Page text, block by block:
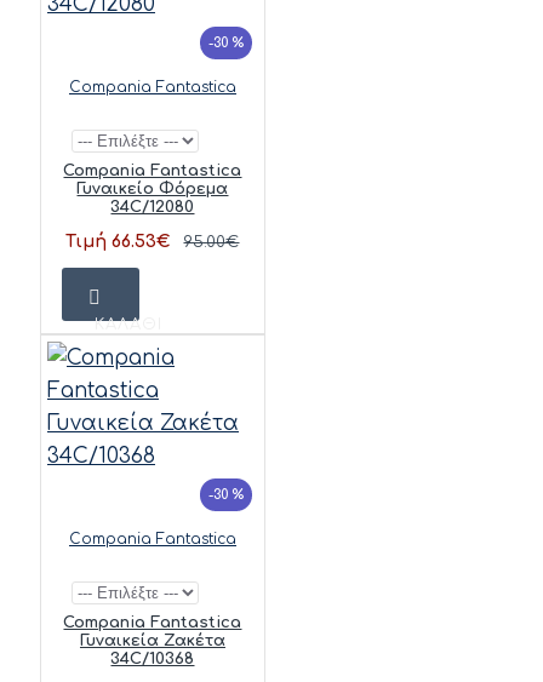
-30 %
Compania Fantastica
Compania Fantastica
Γυναικείο Φόρεμα
34C/12080
Τιμή 66.53€ 95.00€
ΚΑΛΆΘΙ
-30 %
Compania Fantastica
Compania Fantastica
Γυναικεία Ζακέτα
34C/10368